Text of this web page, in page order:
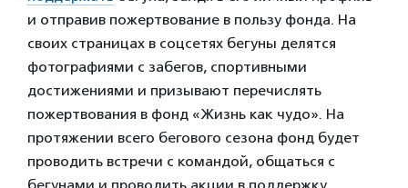
и отправив пожертвование в пользу фонда. На
своих страницах в соцсетях бегуны делятся
фотографиями с забегов, спортивными
достижениями и призывают перечислять
пожертвования в фонд «Жизнь как чудо». На
протяжении всего бегового сезона фонд будет
проводить встречи с командой, общаться с